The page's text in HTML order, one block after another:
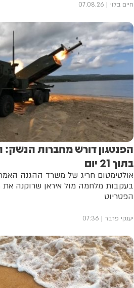
חיים בלוי 07.08.26
הפנטגון דורש מחברות הנשק:
בתוך 21 יום
אולטימטום חריג של משרד ההגנה
בעקבות מלחמה מול איראן שרוקנה את
הפטריוט
יענקי פרבר 07:36